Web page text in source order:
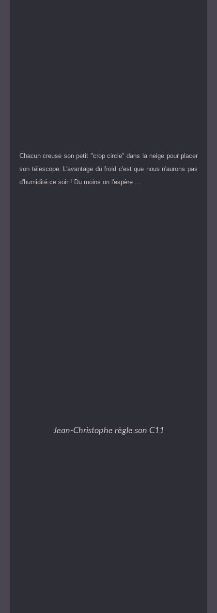
Chacun creuse son petit "crop circle" dans la neige pour placer
son télescope. L'avantage du froid c'est que nous n'aurons pas
d'humidité ce soir ! Du moins on l'espère ...
Jean-Christophe règle son C11